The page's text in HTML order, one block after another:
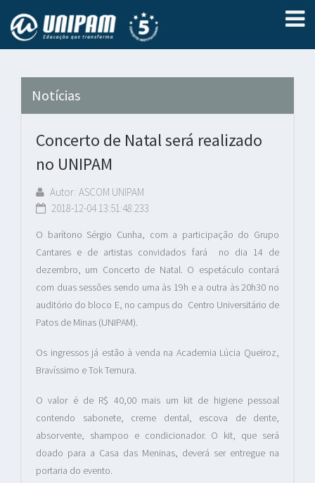
Notícias
Concerto de Natal será realizado
no UNIPAM
Autor: ASCOM UNIPAM
2018-12-04 13:51:48.233
O barítono Sérgio Cunha, com a participação do Grupo
Cantares e de artistas convidados fará no dia 14 de
dezembro, um Concerto de Natal. O espetáculo contará
com duas sessões sendo uma às 19h e a outra às 20h30 no
auditório do bloco E, no campus do Centro Universitário de
Patos de Minas (UNIPAM).
Os ingressos já estão à venda na Academia Lúcia Queiroz,
Bravíssimo e Tok Ternura.
O valor é de R$ 40,00 mais um kit de higiene pessoal
contendo sabonete, creme dental, escova de dente,
absorvente, shampoo e condicionador. O kit, que será
doado para a Casa das Meninas, deverá ser entregue na
portaria do evento.